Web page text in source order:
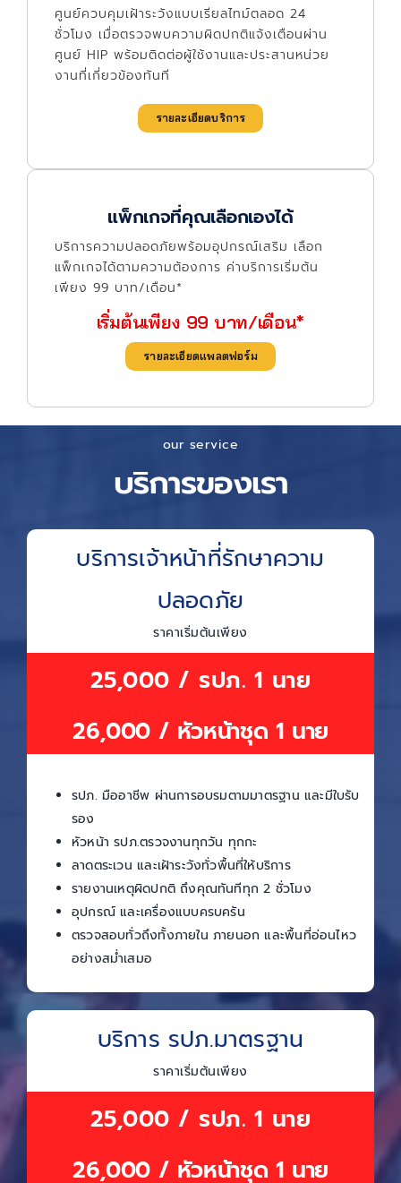
ศูนย์ควบคุมเฝ้าระวังแบบเรียลไทม์ตลอด 24
ชั่วโมง เมื่อตรวจพบความผิดปกติแจ้งเตือนผ่าน
ศูนย์ HIP พร้อมติดต่อผู้ใช้งานและประสานหน่วย
งานที่เกี่ยวข้องทันที
รายละเอียดบริการ
แพ็กเกจที่คุณเลือกเองได้
บริการความปลอดภัยพร้อมอุปกรณ์เสริม เลือก
แพ็กเกจได้ตามความต้องการ ค่าบริการเริ่มต้น
เพียง 99 บาท/เดือน*
เริ่มต้นเพียง 99 บาท/เดือน*
รายละเอียดแพลตฟอร์ม
our service
บริการของเรา
บริการเจ้าหน้าที่รักษาความ
ปลอดภัย
ราคาเริ่มต้นเพียง
25,000 / รปภ. 1 นาย
26,000 / หัวหน้าชุด 1 นาย
รปภ. มืออาชีพ ผ่านการอบรมตามมาตรฐาน และมีใบรับ
รอง
หัวหน้า รปภ.ตรวจงานทุกวัน ทุกกะ
ลาดตระเวน และเฝ้าระวังทั่วพื้นที่ให้บริการ
รายงานเหตุผิดปกติ ถึงคุณทันทีทุก 2 ชั่วโมง
อุปกรณ์ และเครื่องแบบครบครัน
ตรวจสอบทั่วถึงทั้งภายใน ภายนอก และพื้นที่อ่อนไหว
อย่างสม่ำเสมอ
บริการ รปภ.มาตรฐาน
ราคาเริ่มต้นเพียง
25,000 / รปภ. 1 นาย
26,000 / หัวหน้าชุด 1 นาย